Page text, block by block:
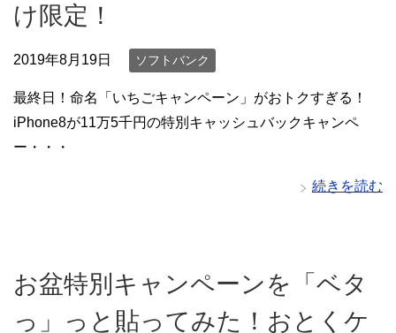
け限定！
2019年8月19日 ソフトバンク
最終日！命名「いちごキャンペーン」がおトクすぎる！
iPhone8が11万5千円の特別キャッシュバックキャンペ
ー・・・
続きを読む
お盆特別キャンペーンを「ベタ
っ」っと貼ってみた！おとくケ